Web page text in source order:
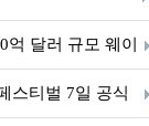
달러 규모 웨이
스티벌 7일 공식